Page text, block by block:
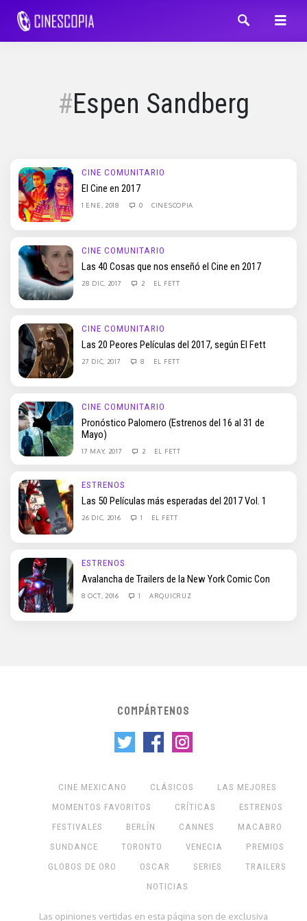
Espen Sandberg
CINE COMUNITARIO
El Cine en 2017
1 ENE, 2018 0 CINESCOPIA
CINE COMUNITARIO
Las 40 Cosas que nos enseñó el Cine en 2017
28 DIC, 2017 2 EL FETT
CINE COMUNITARIO
Las 20 Peores Películas del 2017, según El Fett
27 DIC, 2017 8 EL FETT
CINE COMUNITARIO
Pronóstico Palomero (Estrenos del 16 al 31 de
Mayo)
17 MAY, 2017 2 EL FETT
ESTRENOS
Las 50 Películas más esperadas del 2017 Vol. 1
26 DIC, 2016 1 EL FETT
ESTRENOS
Avalancha de Trailers de la New York Comic Con
8 OCT, 2016 1 ARQUICRUZ
COMPÁRTENOS
CINE MEXICANO CLÁSICOS
LAS MEJORES
MOMENTOS FAVORITOS
CRÍTICAS
ESTRENOS
FESTIVALES
BERLÍN CANNES
MACABRO
SUNDANCE
TORONTO VENECIA
PREMIOS
GLOBOS DE ORO
OSCAR SERIES
TRAILERS
NOTICIAS
Las opiniones vertidas en esta página son de exclusiva